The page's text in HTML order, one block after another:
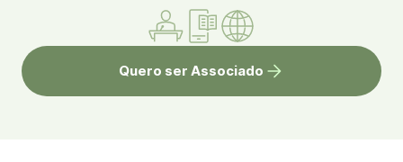
Quero ser Associado